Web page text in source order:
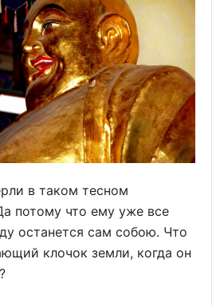
в таком тесном
потому что ему уже все
останется сам собою. Что
клочок земли, когда он